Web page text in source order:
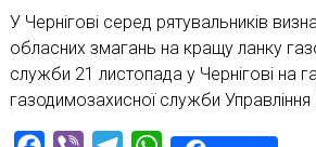
У Чернігові серед рятувальників
обласних змагань на кращу ланку
служби 21 листопада у Чернігові на
газодимозахисної служби